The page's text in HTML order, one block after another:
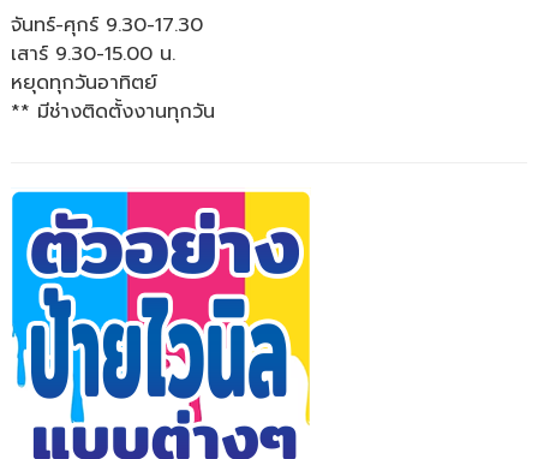
จันทร์-ศุกร์ 9.30-17.30
เสาร์ 9.30-15.00 น.
หยุดทุกวันอาทิตย์
** มีช่างติดตั้งงานทุกวัน